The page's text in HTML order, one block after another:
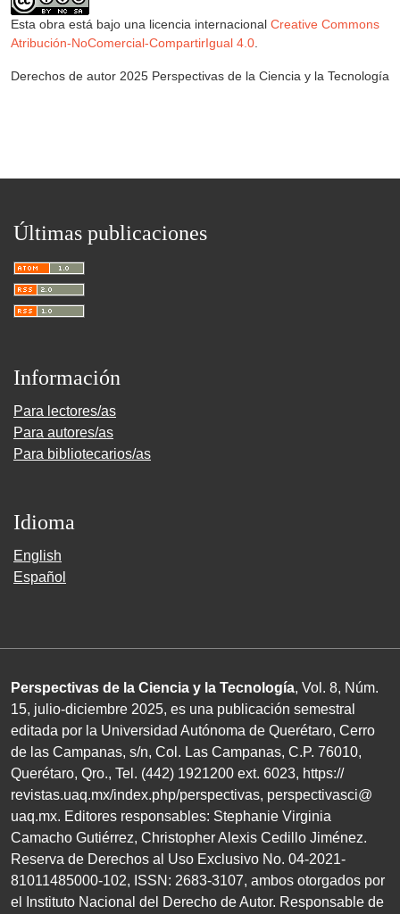
Esta obra está bajo una licencia internacional Creative Commons
Atribución-NoComercial-CompartirIgual 4.0.
Derechos de autor 2025 Perspectivas de la Ciencia y la Tecnología
Últimas publicaciones
Información
Para lectores/as
Para autores/as
Para bibliotecarios/as
Idioma
English
Español
Perspectivas de la Ciencia y la Tecnología, Vol. 8, Núm.
15, julio-diciembre 2025, es una publicación semestral
editada por la Universidad Autónoma de Querétaro, Cerro
de las Campanas, s/n, Col. Las Campanas, C.P. 76010,
Querétaro, Qro., Tel. (442) 1921200 ext. 6023, https://
revistas.uaq.mx/index.php/perspectivas, perspectivasci@
uaq.mx. Editores responsables: Stephanie Virginia
Camacho Gutiérrez, Christopher Alexis Cedillo Jiménez.
Reserva de Derechos al Uso Exclusivo No. 04-2021-
81011485000-102, ISSN: 2683-3107, ambos otorgados por
el Instituto Nacional del Derecho de Autor. Responsable de